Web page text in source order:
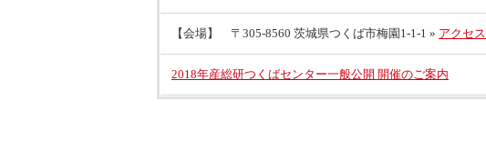
【会場】 〒305-8560 茨城県つくば市梅園1-1-1 » アクセス
2018年産総研つくばセンター一般公開 開催のご案内